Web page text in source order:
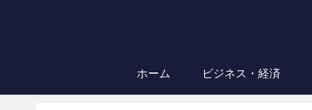
ホーム ビジネス・経済